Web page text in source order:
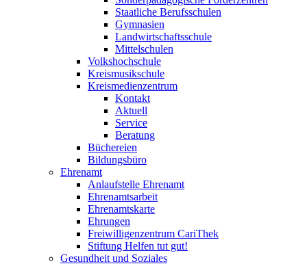
Staatliche Berufsschulen
Gymnasien
Landwirtschaftsschule
Mittelschulen
Volkshochschule
Kreismusikschule
Kreismedienzentrum
Kontakt
Aktuell
Service
Beratung
Büchereien
Bildungsbüro
Ehrenamt
Anlaufstelle Ehrenamt
Ehrenamtsarbeit
Ehrenamtskarte
Ehrungen
Freiwilligenzentrum CariThek
Stiftung Helfen tut gut!
Gesundheit und Soziales